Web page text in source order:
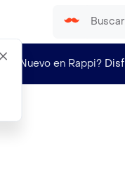
¿Nuevo en Rappi?